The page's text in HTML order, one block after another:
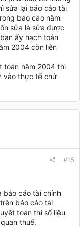
sửa lại báo cáo tài
báo cáo năm
sửa là sửa được
ấy hạch toán
2004 còn liên
toán năm 2004 thì
vào thực tế chứ
#15
báo cáo tài chính
báo cáo tài
toán thì số liệu
thuế.